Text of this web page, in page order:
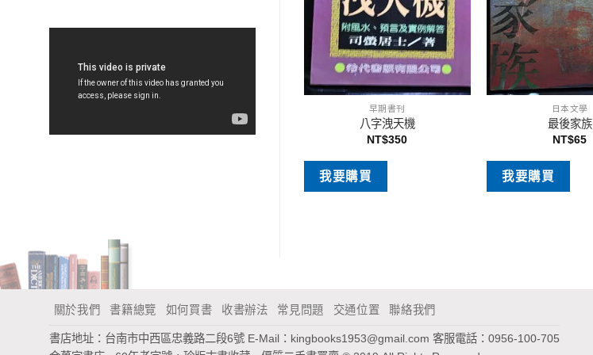
早期書刊
八字洩天機
NT$350
我要購買
日本文學
最後家族
NT$65
我要購買
跨領域的台灣文學研究學術研
討會論文集
關於我們 書籍總覽 如何買書 收書辦法 常見問題 交通位置 聯絡我們
書店地址：台南市中西區忠義路二段6號 E-Mail： kingbooks1953@gmail.com 客服電話：0956-100-705